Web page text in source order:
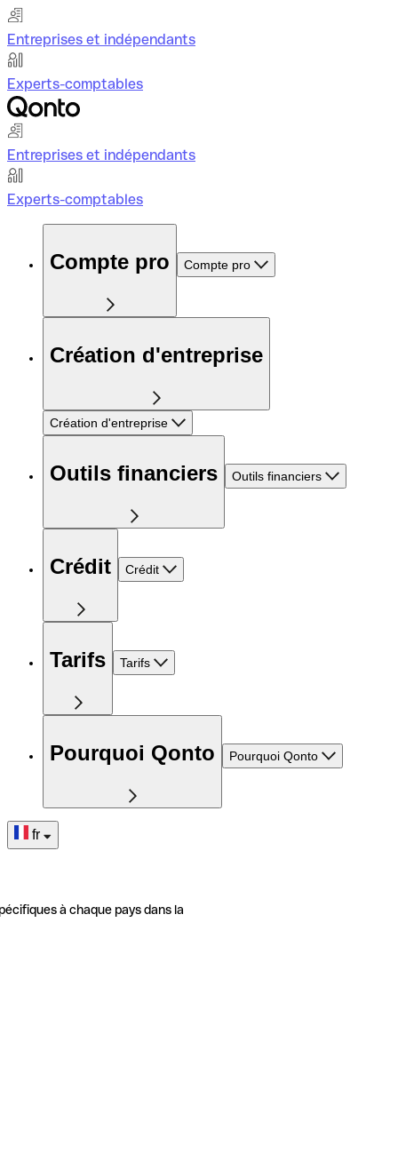
Entreprises et indépendants
Experts-comptables
Entreprises et indépendants
Experts-comptables
Compte pro Compte pro
Création d'entreprise
Création d'entreprise
Outils financiers Outils financiers
Crédit Crédit
Tarifs Tarifs
Pourquoi Qonto Pourquoi Qonto
fr
à chaque pays dans la